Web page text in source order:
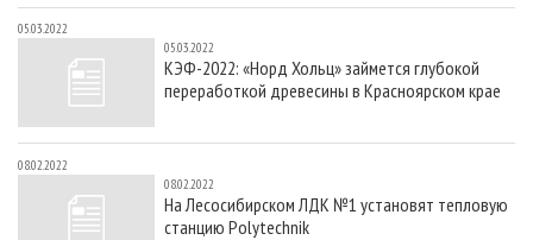
05.03.2022
05.03.2022
КЭФ-2022: «Норд Хольц» займется глубокой
переработкой древесины в Красноярском крае
08.02.2022
08.02.2022
На Лесосибирском ЛДК №1 установят тепловую
станцию Polytechnik